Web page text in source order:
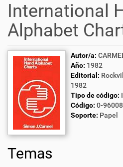
International
Alphabet
Autor/a:
Año: 1982
Editorial:
1982
Tipo de código:
Código: 0-
Soporte: Papel
Temas